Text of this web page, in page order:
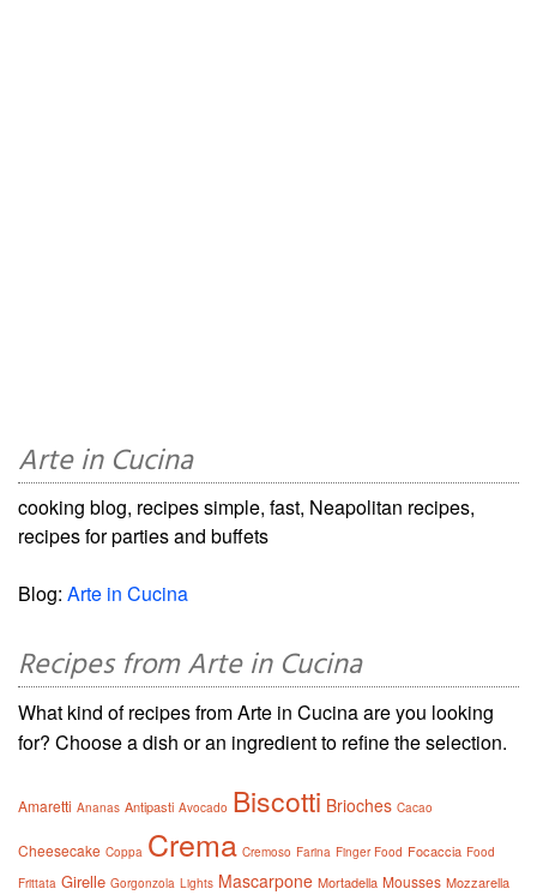
Arte in Cucina
cooking blog, recipes simple, fast, Neapolitan recipes,
recipes for parties and buffets
Blog: Arte in Cucina
Recipes from Arte in Cucina
What kind of recipes from Arte in Cucina are you looking
for? Choose a dish or an ingredient to refine the selection.
Amaretti Ananas Antipasti Avocado Biscotti Brioches Cacao
Cheesecake Coppa Crema Cremoso Farina Finger Food Focaccia Food
Frittata Girelle Gorgonzola Lights Mascarpone Mortadella Mousses Mozzarella